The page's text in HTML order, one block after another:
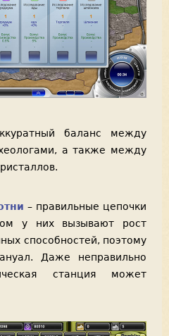
баланс между
а также между
– правильные цепочки
у них вызывают рост
способностей, поэтому
Даже неправильно
станция может